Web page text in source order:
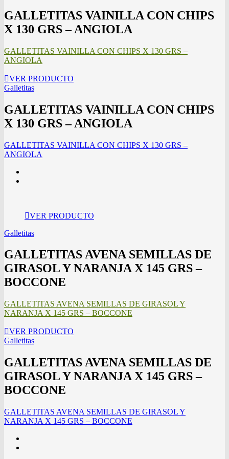
GALLETITAS VAINILLA CON CHIPS
X 130 GRS – ANGIOLA
GALLETITAS VAINILLA CON CHIPS X 130 GRS –
ANGIOLA
VER PRODUCTO
Galletitas
GALLETITAS VAINILLA CON CHIPS
X 130 GRS – ANGIOLA
GALLETITAS VAINILLA CON CHIPS X 130 GRS –
ANGIOLA
VER PRODUCTO
Galletitas
GALLETITAS AVENA SEMILLAS DE
GIRASOL Y NARANJA X 145 GRS –
BOCCONE
GALLETITAS AVENA SEMILLAS DE GIRASOL Y
NARANJA X 145 GRS – BOCCONE
VER PRODUCTO
Galletitas
GALLETITAS AVENA SEMILLAS DE
GIRASOL Y NARANJA X 145 GRS –
BOCCONE
GALLETITAS AVENA SEMILLAS DE GIRASOL Y
NARANJA X 145 GRS – BOCCONE